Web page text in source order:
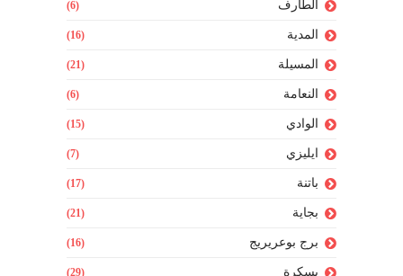
الطارف (6)
المدية (16)
المسيلة (21)
النعامة (6)
الوادي (15)
ايليزي (7)
باتنة (17)
بجاية (21)
برج بوعريريج (16)
بسكرة (29)